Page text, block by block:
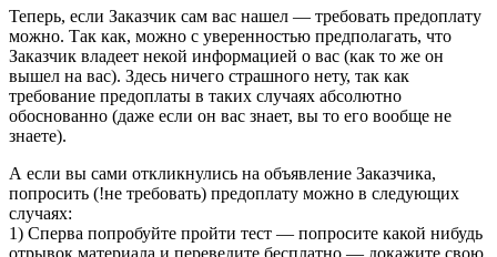
Теперь, если Заказчик сам вас нашел — требовать предоплату
можно. Так как, можно с уверенностью предполагать, что
Заказчик владеет некой информацией о вас (как то же он
вышел на вас). Здесь ничего страшного нету, так как
требование предоплаты в таких случаях абсолютно
обоснованно (даже если он вас знает, вы то его вообще не
знаете).
А если вы сами откликнулись на объявление Заказчика,
попросить (!не требовать) предоплату можно в следующих
случаях:
1) Сперва попробуйте пройти тест — попросите какой нибудь
отрывок материала и переведите бесплатно — докажите свою